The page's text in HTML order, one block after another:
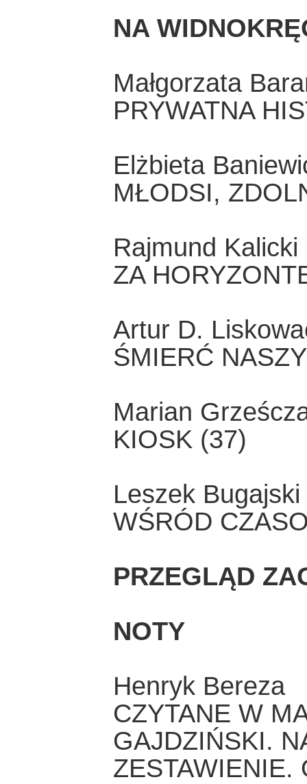
NA
Małgorzata
PRYWATNA
Elżbieta
MŁODSI,
Rajmund Kalicki
ZA
Artur D.
ŚMIERĆ
Marian
KIOSK (37)
Leszek Bugajski
WŚRÓD
PRZEGLĄD
NOTY
Henryk Bereza
CZYTANE W
GAJDZIŃSKI.
ZESTAWIENIE.